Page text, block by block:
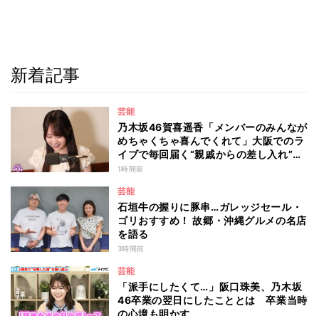
新着記事
芸能
乃木坂46賀喜遥香「メンバーのみんなが
めちゃくちゃ喜んでくれて」大阪でのラ
イブで毎回届く“親戚からの差し入れ”と
は？
1時間前
芸能
石垣牛の握りに豚串…ガレッジセール・
ゴリおすすめ！ 故郷・沖縄グルメの名店
を語る
3時間前
芸能
「派手にしたくて…」阪口珠美、乃木坂
46卒業の翌日にしたこととは 卒業当時
の心境も明かす